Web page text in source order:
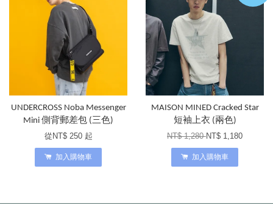
UNDERCROSS Noba Messenger
Mini 側背郵差包 (三色)
從 NT$ 250 起
加入購物車
MAISON MINED Cracked Star
短袖上衣 (兩色)
NT$ 1,280NT$ 1,180
加入購物車